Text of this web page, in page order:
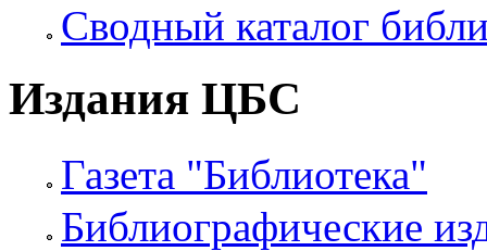
Сводный каталог
Издания ЦБС
Газета "Библиотека"
Библиографические